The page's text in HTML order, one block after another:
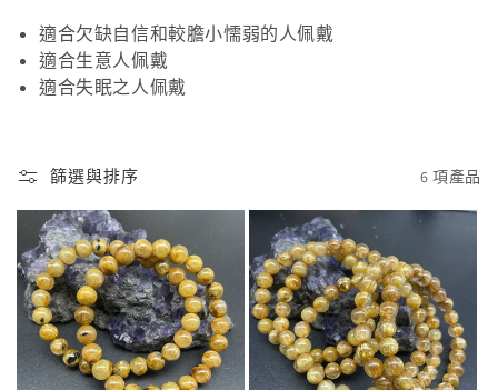
適合欠缺自信和較膽小懦弱的人佩戴
適合生意人佩戴
適合失眠之人佩戴
篩選與排序 6 項產品